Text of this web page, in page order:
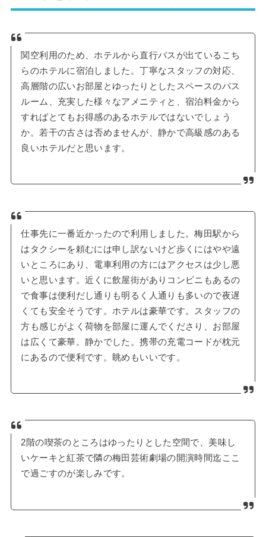
関空利用のため、ホテルから直行バスが出ているこち
らのホテルに宿泊しました。丁寧なスタッフの対応、
高層階の広いお部屋とゆったりとしたスペースのバス
ルーム、充実した様々なアメニティと、宿泊料金から
すればとてもお得感のあるホテルではないでしょう
か。若干の古さは否めませんが、静かで高級感のある
良いホテルだと思います。
仕事先に一番近かったので利用しました。梅田駅から
はタクシーを頼むには申し訳ないけど歩くにはやや遠
いところにあり、電車利用の方にはアクセスは少し悪
いと思います。近くに飲屋街がありコンビニもあるの
で食事は便利だし通りも明るく人通りも多いので夜遅
くても安全そうです。ホテルは豪華です。スタッフの
方も感じがよく荷物を部屋に運んでくださり、お部屋
は広くて豪華。静かでした。携帯の充電コードが枕元
にあるので便利です。眺めもいいです。
2階の喫茶のところはゆったりとした空間で、美味し
いケーキと紅茶で隣の梅田芸術劇場の開演時間迄ここ
で過ごすのが楽しみです。